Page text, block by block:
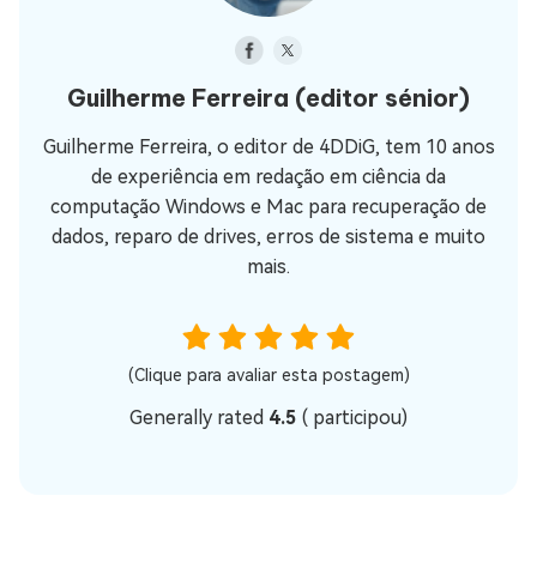
Guilherme Ferreira (editor sénior)
Guilherme Ferreira, o editor de 4DDiG, tem 10 anos
de experiência em redação em ciência da
computação Windows e Mac para recuperação de
dados, reparo de drives, erros de sistema e muito
mais.
(Clique para avaliar esta postagem)
Generally rated 4.5 ( participou)